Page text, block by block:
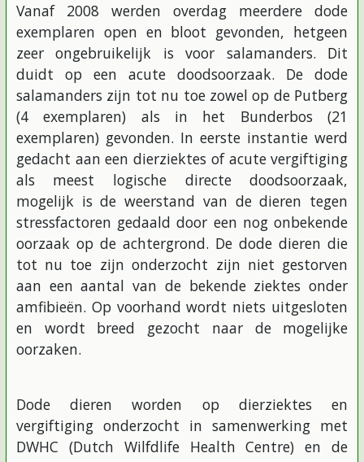
Vanaf 2008 werden overdag meerdere dode
exemplaren open en bloot gevonden, hetgeen
zeer ongebruikelijk is voor salamanders. Dit
duidt op een acute doodsoorzaak. De dode
salamanders zijn tot nu toe zowel op de Putberg
(4 exemplaren) als in het Bunderbos (21
exemplaren) gevonden. In eerste instantie werd
gedacht aan een dierziektes of acute vergiftiging
als meest logische directe doodsoorzaak,
mogelijk is de weerstand van de dieren tegen
stressfactoren gedaald door een nog onbekende
oorzaak op de achtergrond. De dode dieren die
tot nu toe zijn onderzocht zijn niet gestorven
aan een aantal van de bekende ziektes onder
amfibieën. Op voorhand wordt niets uitgesloten
en wordt breed gezocht naar de mogelijke
oorzaken.
Dode dieren worden op dierziektes en
vergiftiging onderzocht in samenwerking met
DWHC (Dutch Wilfdlife Health Centre) en de